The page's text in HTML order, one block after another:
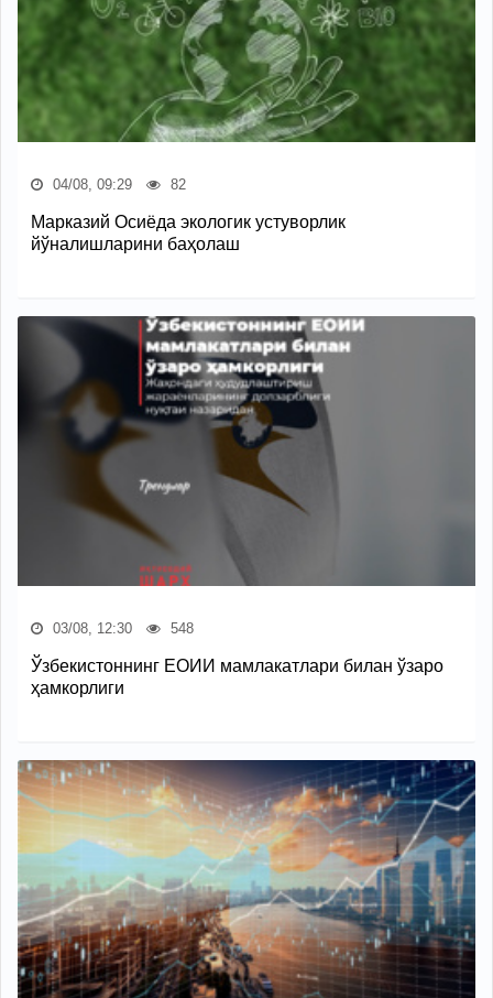
04/08, 09:29 82
Марказий Осиёда экологик устуворлик
йўналишларини баҳолаш
03/08, 12:30 548
Ўзбекистоннинг ЕОИИ мамлакатлари билан ўзаро
ҳамкорлиги